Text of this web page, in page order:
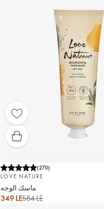
(270)
LOVE NATURE
ماسك الوجه
349 LE584 LE